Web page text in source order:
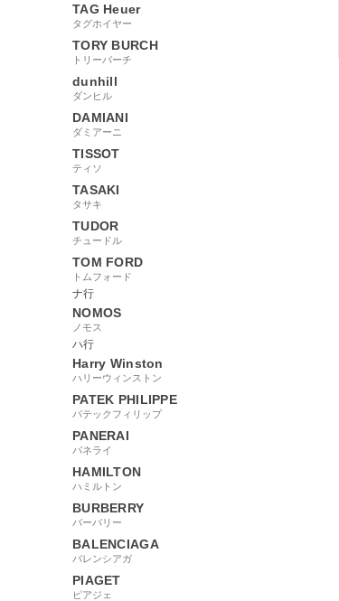
TAG Heuer
タグホイヤー
TORY BURCH
トリーバーチ
dunhill
ダンヒル
DAMIANI
ダミアーニ
TISSOT
ティソ
TASAKI
タサキ
TUDOR
チュードル
TOM FORD
トムフォード
ナ行
NOMOS
ノモス
ハ行
Harry Winston
ハリーウィンストン
PATEK PHILIPPE
パテックフィリップ
PANERAI
パネライ
HAMILTON
ハミルトン
BURBERRY
バーバリー
BALENCIAGA
バレンシアガ
PIAGET
ピアジェ